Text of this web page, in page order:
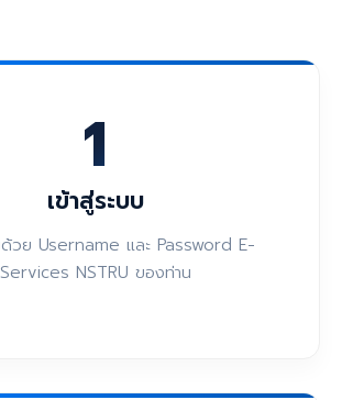
1
เข้าสู่ระบบ
ด้วย Username และ Password E-
Services NSTRU ของท่าน